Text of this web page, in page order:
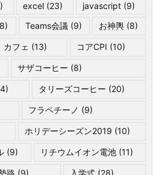
excel (23) javascript (9)
Teams会議 (9) お神輿(8)
カフェ (13) コアCPI (10)
サザコーヒー (8)
タリーズコーヒー (20)
フラペチーノ (9)
ホリデーシーズン2019 (10)
(9) リチウムイオン電池(11)
路 (9) 入学式 (28)